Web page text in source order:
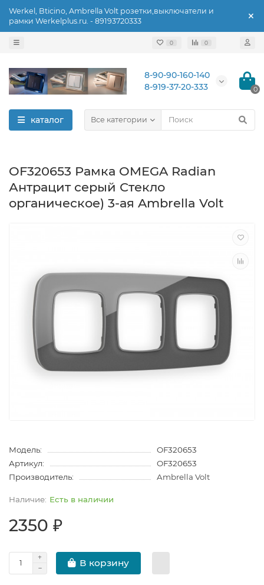
Werkel, Bticino, Ambrella Volt розетки,выключатели и
рамки Werkelplus.ru. - 89193720333
0 0
8-90-90-160-140
8-919-37-20-333
0
каталог Все категории
OF320653 Рамка OMEGA Radian
Антрацит серый Стекло
органическое) 3-ая Ambrella Volt
Модель:
OF320653
Артикул:
OF320653
Производитель:
Ambrella Volt
Есть в наличии
2350 ₽
В корзину